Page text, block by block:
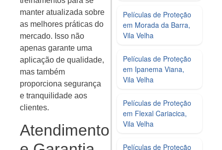
manter atualizada sobre
as melhores práticas do
mercado. Isso não
apenas garante uma
aplicação de qualidade,
mas também
proporciona segurança
e tranquilidade aos
clientes.
Atendimento
Películas de Proteção
em Morada da Barra,
Vila Velha
Películas de Proteção
em Ipanema Viana,
Vila Velha
Películas de Proteção
em Flexal Cariacica,
Vila Velha
Películas de Proteção